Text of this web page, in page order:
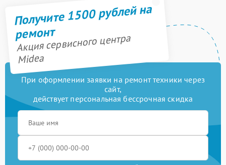
Получите 1500 рублей на
ремонт
Акция сервисного центра
Midea
При оформлении заявки на ремонт техники через
сайт,
действует персональная бессрочная скидка